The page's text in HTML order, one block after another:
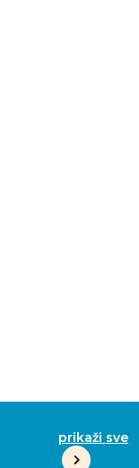
prikaži sve